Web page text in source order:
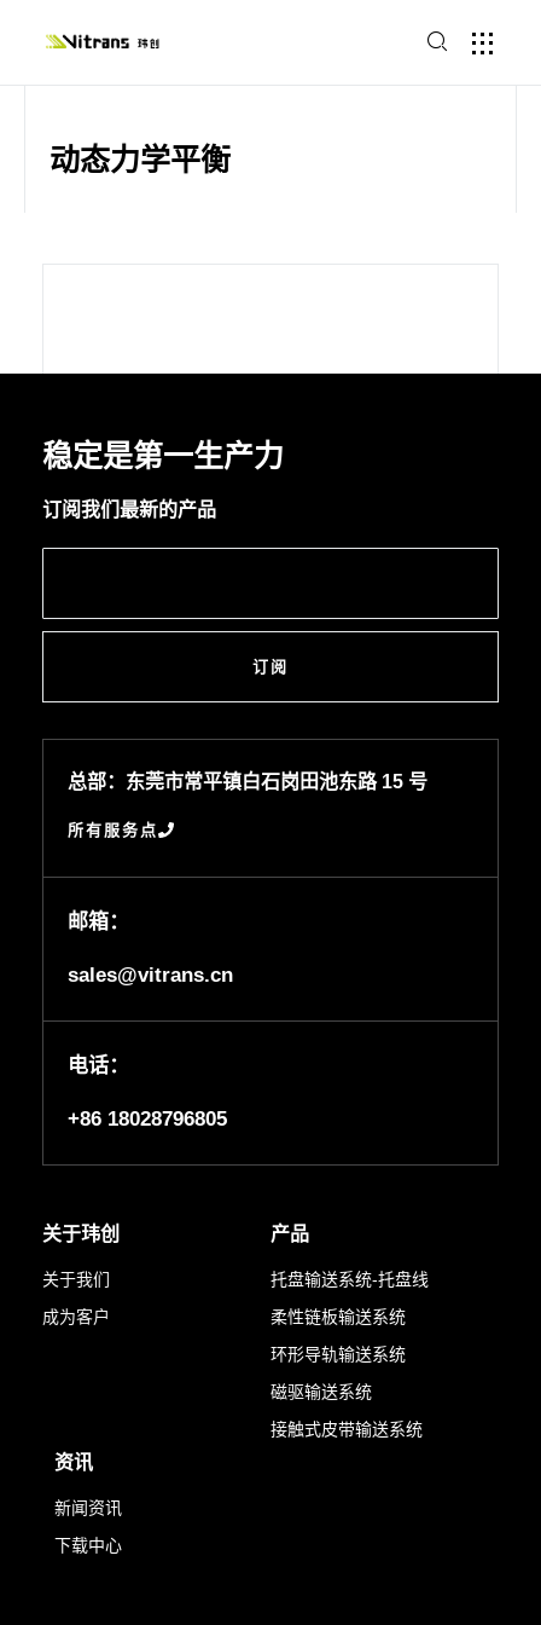
动态力学平衡
稳定是第一生产力
订阅我们最新的产品
订阅
总部：东莞市常平镇白石岗田池东路 15 号
所有服务点
邮箱：
sales@vitrans.cn
电话：
+86 18028796805
关于玮创
关于我们
成为客户
产品
托盘输送系统-托盘线
柔性链板输送系统
环形导轨输送系统
磁驱输送系统
接触式皮带输送系统
资讯
新闻资讯
下载中心